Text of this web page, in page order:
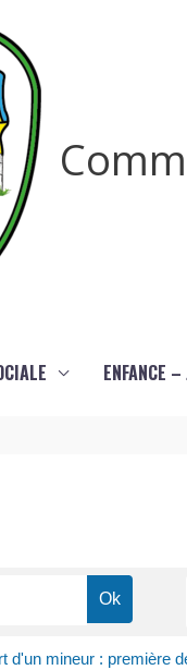
ENFANCE –
d'un mineur : première